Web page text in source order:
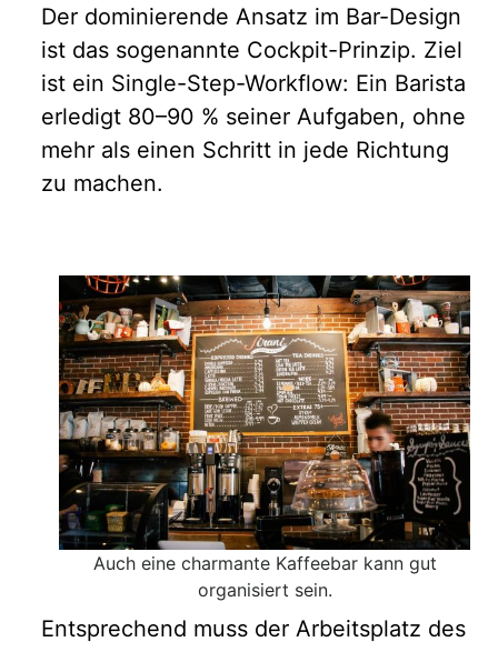
Der dominierende Ansatz im Bar-Design
ist das sogenannte Cockpit-Prinzip. Ziel
ist ein Single-Step-Workflow: Ein Barista
erledigt 80–90 % seiner Aufgaben, ohne
mehr als einen Schritt in jede Richtung
zu machen.
Auch eine charmante Kaffeebar kann gut
organisiert sein.
Entsprechend muss der Arbeitsplatz des